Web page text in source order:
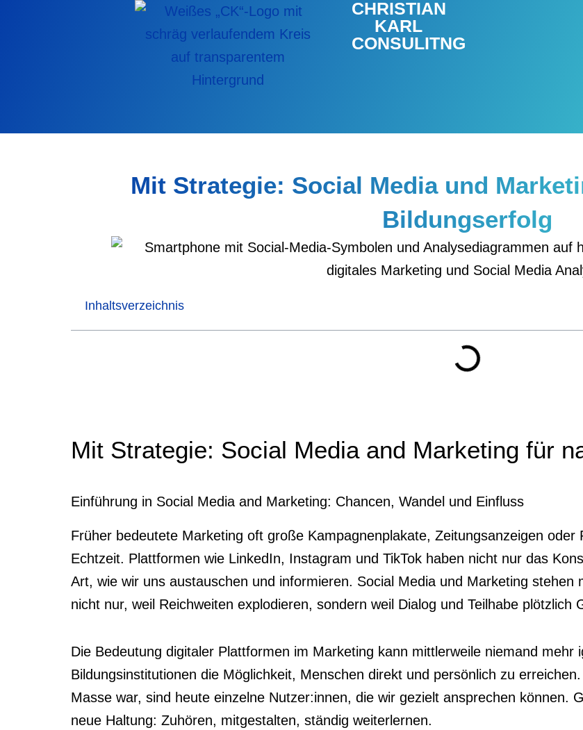
CHRISTIAN
KARL
CONSULITNG
Mit Strategie: Social Media und
Bildungserfolg
Inhaltsverzeichnis
Mit Strategie: Social Media and Marketing für
Einführung in Social Media and Marketing: Chancen, Wandel und Einfluss
Früher bedeutete Marketing oft große Kampagnenplakate, Zeitungsanzeigen
Echtzeit. Plattformen wie LinkedIn, Instagram und TikTok haben nicht nur das
Art, wie wir uns austauschen und informieren. Social Media und Marketing
nicht nur, weil Reichweiten explodieren, sondern weil Dialog und Teilhabe plötzlich
Die Bedeutung digitaler Plattformen im Marketing kann mittlerweile niemand mehr
Bildungsinstitutionen die Möglichkeit, Menschen direkt und persönlich zu
Masse war, sind heute einzelne Nutzer:innen, die wir gezielt ansprechen können.
neue Haltung: Zuhören, mitgestalten, ständig weiterlernen.